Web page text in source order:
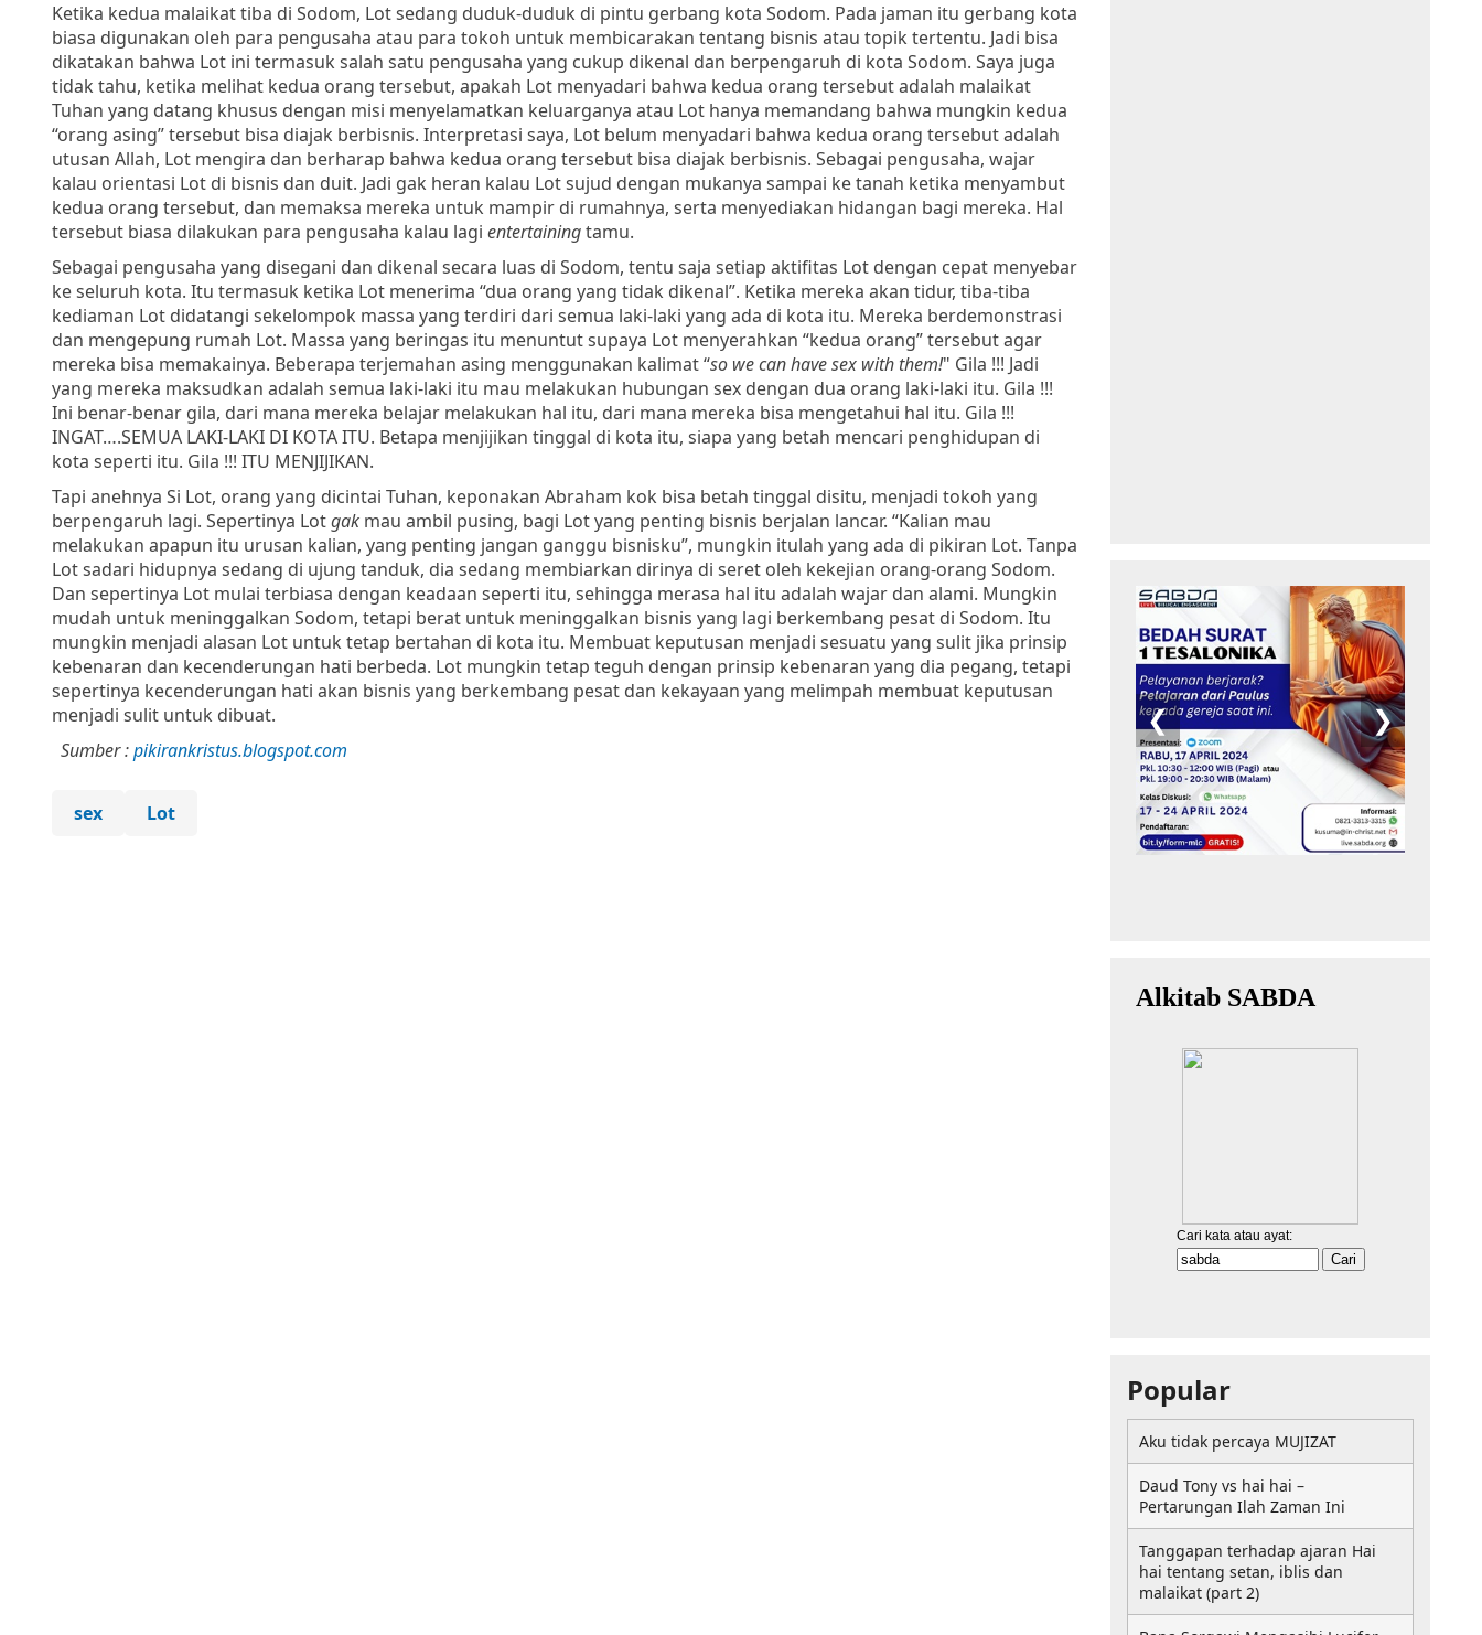
Ketika kedua malaikat tiba di Sodom, Lot sedang duduk-duduk di pintu gerbang kota Sodom. Pada jaman itu gerbang kota
biasa digunakan oleh para pengusaha atau para tokoh untuk membicarakan tentang bisnis atau topik tertentu. Jadi bisa
dikatakan bahwa Lot ini termasuk salah satu pengusaha yang cukup dikenal dan berpengaruh di kota Sodom. Saya juga
tidak tahu, ketika melihat kedua orang tersebut, apakah Lot menyadari bahwa kedua orang tersebut adalah malaikat
Tuhan yang datang khusus dengan misi menyelamatkan keluarganya atau Lot hanya memandang bahwa mungkin kedua
“orang asing” tersebut bisa diajak berbisnis. Interpretasi saya, Lot belum menyadari bahwa kedua orang tersebut adalah
utusan Allah, Lot mengira dan berharap bahwa kedua orang tersebut bisa diajak berbisnis. Sebagai pengusaha, wajar
kalau orientasi Lot di bisnis dan duit. Jadi gak heran kalau Lot sujud dengan mukanya sampai ke tanah ketika menyambut
kedua orang tersebut, dan memaksa mereka untuk mampir di rumahnya, serta menyediakan hidangan bagi mereka. Hal
tersebut biasa dilakukan para pengusaha kalau lagi entertainingtamu.
Sebagai pengusaha yang disegani dan dikenal secara luas di Sodom, tentu saja setiap aktifitas Lot dengan cepat menyebar
ke seluruh kota. Itu termasuk ketika Lot menerima “dua orang yang tidak dikenal”. Ketika mereka akan tidur, tiba-tiba
kediaman Lot didatangi sekelompok massa yang terdiri dari semua laki-laki yang ada di kota itu. Mereka berdemonstrasi
dan mengepung rumah Lot. Massa yang beringas itu menuntut supaya Lot menyerahkan “kedua orang” tersebut agar
mereka bisa memakainya. Beberapa terjemahan asing menggunakan kalimat “so we can have sex with them!" Gila !!! Jadi
yang mereka maksudkan adalah semua laki-laki itu mau melakukan hubungan sex dengan dua orang laki-laki itu. Gila !!!
Ini benar-benar gila, dari mana mereka belajar melakukan hal itu, dari mana mereka bisa mengetahui hal itu. Gila !!!
INGAT….SEMUA LAKI-LAKI DI KOTA ITU. Betapa menjijikan tinggal di kota itu, siapa yang betah mencari penghidupan di
kota seperti itu. Gila !!! ITU MENJIJIKAN.
Tapi anehnya Si Lot, orang yang dicintai Tuhan, keponakan Abraham kok bisa betah tinggal disitu, menjadi tokoh yang
berpengaruh lagi. Sepertinya Lotgak mau ambil pusing, bagi Lot yang penting bisnis berjalan lancar. “Kalian mau
melakukan apapun itu urusan kalian, yang penting jangan ganggu bisnisku”, mungkin itulah yang ada di pikiran Lot. Tanpa
Lot sadari hidupnya sedang di ujung tanduk, dia sedang membiarkan dirinya di seret oleh kekejian orang-orang Sodom.
Dan sepertinya Lot mulai terbiasa dengan keadaan seperti itu, sehingga merasa hal itu adalah wajar dan alami. Mungkin
mudah untuk meninggalkan Sodom, tetapi berat untuk meninggalkan bisnis yang lagi berkembang pesat di Sodom. Itu
mungkin menjadi alasan Lot untuk tetap bertahan di kota itu. Membuat keputusan menjadi sesuatu yang sulit jika prinsip
kebenaran dan kecenderungan hati berbeda. Lot mungkin tetap teguh dengan prinsip kebenaran yang dia pegang, tetapi
sepertinya kecenderungan hati akan bisnis yang berkembang pesat dan kekayaan yang melimpah membuat keputusan
menjadi sulit untuk dibuat.
Sumber :pikirankristus.blogspot.com
sex Lot
Popular
Aku tidak percaya MUJIZAT
Daud Tony vs hai hai –
Pertarungan Ilah Zaman Ini
Tanggapan terhadap ajaran Hai
hai tentang setan, iblis dan
malaikat (part 2)